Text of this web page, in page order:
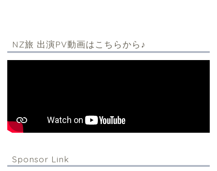
NZ旅 出演PV動画はこちらから♪
Sponsor Link